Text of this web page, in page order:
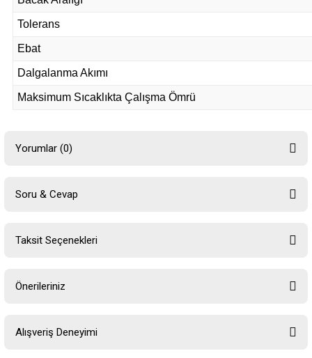
Tolerans
Ebat
Dalgalanma Akımı
Maksimum Sıcaklıkta Çalışma Ömrü
Yorumlar (0)
Soru & Cevap
Taksit Seçenekleri
Önerileriniz
Bu ürünün fiyat bilgisi, resim, ürün açıklamalarında ve diğer konularda
yetersiz gördüğünüz noktaları öneri formunu kullanarak tarafımıza
Alışveriş Deneyimi